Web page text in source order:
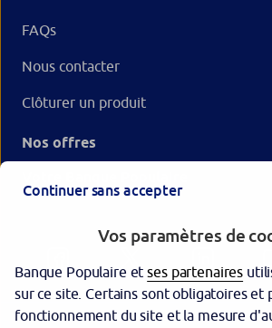
FAQs
Nous contacter
Clôturer un produit
Nos offres
Continuer sans accepter
Vos paramètres de
Banque Populaire etses partenaires
sur ce site. Certains sont obligatoires
fonctionnement du site et la mesure